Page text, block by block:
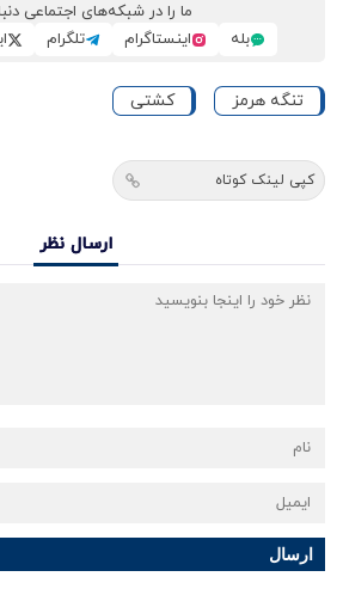
ما را در شبکه‌های اجتماعی
بله
اینستاگرام تلگرام
تنگه هرمز کشتی
کپی لینک کوتاه
ارسال نظر
ارسال